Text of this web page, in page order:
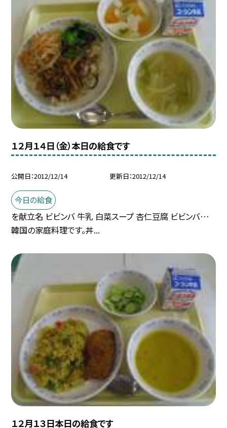
１２月１４日（金）本日の給食です
公開日 2012/12/14 更新日 2012/12/14
今日の給食
を献立名 ビビンバ 牛乳 白菜スープ 杏仁豆腐 ビビンバ…
韓国の家庭料理です。丼...
１２月１３日本日の給食です